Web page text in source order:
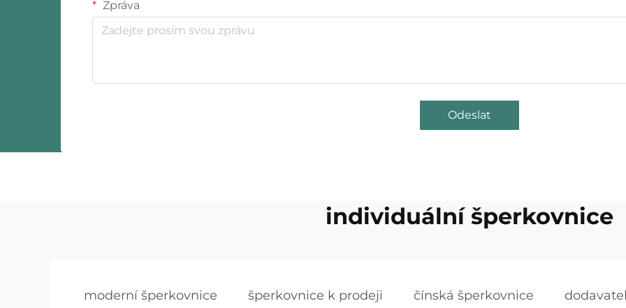
Zpráva
Odeslat
individuální šperkovnice
moderní šperkovnice šperkovnice k prodeji čínská šperkovnice